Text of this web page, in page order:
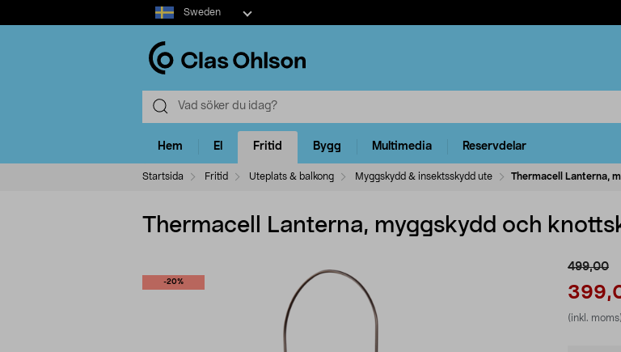
Select
market
Sweden
Hem El Fritid Bygg Multimedia Reservdelar
Startsida Fritid Uteplats & balkong Myggskydd & insektsskydd ute Thermacell Lanterna,
Thermacell Lanterna, myggskydd och
-20%
499,00
(inkl. moms)